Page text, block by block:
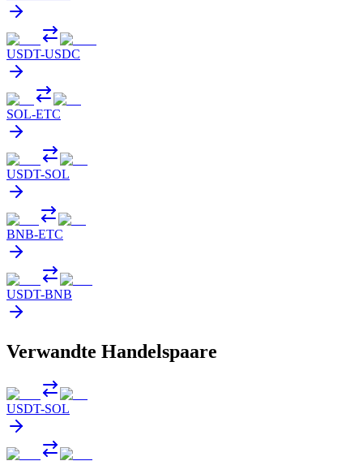
USDT-USDC
SOL-ETC
USDT-SOL
BNB-ETC
USDT-BNB
Verwandte Handelspaare
USDT-SOL